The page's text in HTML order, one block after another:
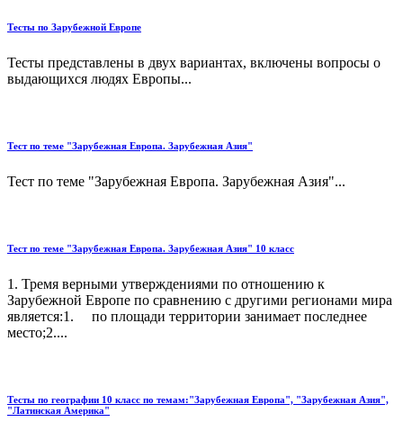
Тесты по Зарубежной Европе
Тесты представлены в двух вариантах, включены вопросы о
выдающихся людях Европы...
Тест по теме "Зарубежная Европа. Зарубежная Азия"
Тест по теме "Зарубежная Европа. Зарубежная Азия"...
Тест по теме "Зарубежная Европа. Зарубежная Азия" 10 класс
1. Тремя верными утверждениями по отношению к
Зарубежной Европе по сравнению с другими регионами мира
является:1. по площади территории занимает последнее
место;2....
Тесты по географии 10 класс по темам:"Зарубежная Европа", "Зарубежная Азия",
"Латинская Америка"